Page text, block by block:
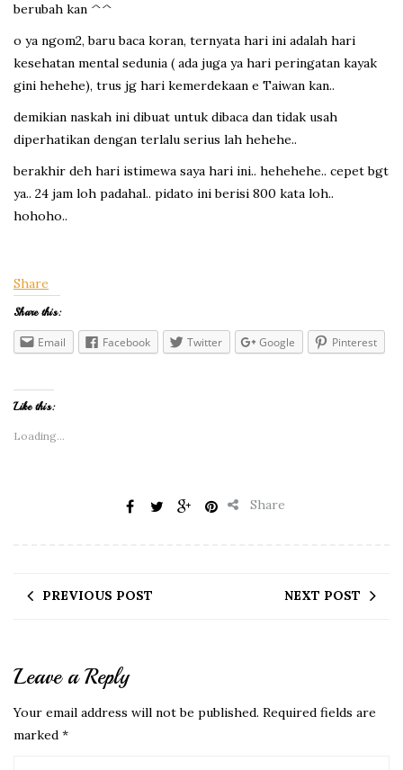
berubah kan ^^
o ya ngom2, baru baca koran, ternyata hari ini adalah hari
kesehatan mental sedunia ( ada juga ya hari peringatan kayak
gini hehehe), trus jg hari kemerdekaan e Taiwan kan..
demikian naskah ini dibuat untuk dibaca dan tidak usah
diperhatikan dengan terlalu serius lah hehehe..
berakhir deh hari istimewa saya hari ini.. hehehehe.. cepet bgt
ya.. 24 jam loh padahal.. pidato ini berisi 800 kata loh..
hohoho..
Share
Share this:
Email Facebook Twitter Google Pinterest
Like this:
Loading...
Share
PREVIOUS POST NEXT POST
Leave a Reply
Your email address will not be published. Required fields are
marked *